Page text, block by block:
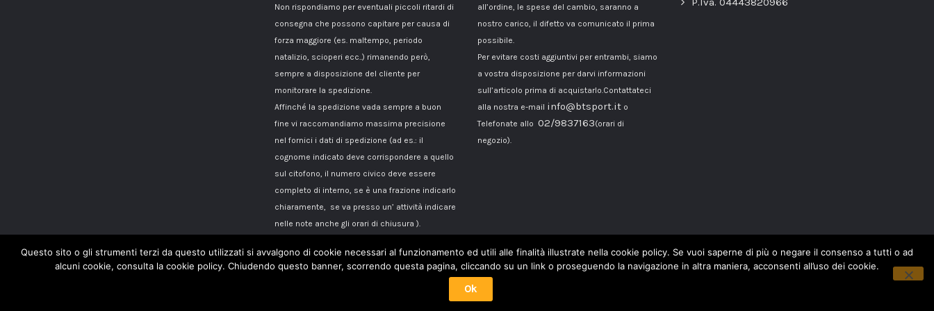
Non rispondiamo per eventuali piccoli ritardi di
consegna che possono capitare per causa di
forza maggiore (es. maltempo, periodo
natalizio, scioperi ecc..) rimanendo però,
sempre a disposizione del cliente per
monitorare la spedizione.
Affinché la spedizione vada sempre a buon
fine vi raccomandiamo massima precisione
nel fornici i dati di spedizione (ad es.: il
cognome indicato deve corrispondere a quello
sul citofono, il numero civico deve essere
completo di interno, se è una frazione indicarlo
chiaramente, se va presso un’ attività indicare
nelle note anche gli orari di chiusura ).
all’ordine, le spese del cambio, saranno a
nostro carico, il difetto va comunicato il prima
possibile.
Per evitare costi aggiuntivi per entrambi, siamo
a vostra disposizione per darvi informazioni
sull’articolo prima di acquistarlo.Contattateci
alla nostra e-mail info@btsport.it o
Telefonate allo 02/9837163(orari di
negozio).
Questo sito o gli strumenti terzi da questo utilizzati si avvalgono di cookie necessari al funzionamento ed utili alle finalità illustrate nella cookie policy. Se vuoi saperne di più o negare il consenso a tutti o ad
alcuni cookie, consulta la cookie policy. Chiudendo questo banner, scorrendo questa pagina, cliccando su un link o proseguendo la navigazione in altra maniera, acconsenti all’uso dei cookie.
Ok